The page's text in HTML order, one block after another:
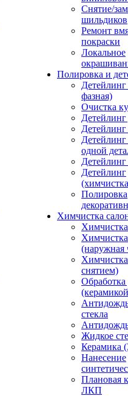
Снятие/
шильдиков
Ремонт
покраски
Локальное
Полировка и
фазная)
Очистка
Детейлинг
одной
Детейлинг
Полировка
Химчистка
(наружная
снятием)
Обработка
стекла
Жидкое
Керамика
Нанесение
Плановая
ЛКП